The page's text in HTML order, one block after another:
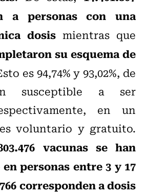
a personas con una
dosis mientras que
su esquema de
es 94,74% y 93,02%, de
susceptible a ser
en un
voluntario y gratuito.
vacunas se han
personas entre 3 y 17
corresponden a dosis